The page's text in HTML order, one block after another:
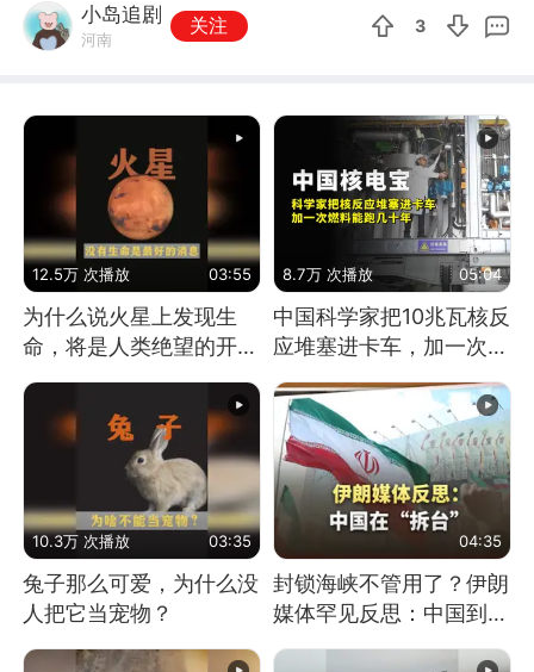
小岛追剧
河南
关注 3
12.5万 次播放 03:55
为什么说火星上发现生
命，将是人类绝望的开
始？
8.7万 次播放 05:04
中国科学家把10兆瓦核反
应堆塞进卡车，加一次燃
料能跑几十年
10.3万 次播放 03:35
兔子那么可爱，为什么没
人把它当宠物？
04:35
封锁海峡不管用了？伊朗
媒体罕见反思：中国到底